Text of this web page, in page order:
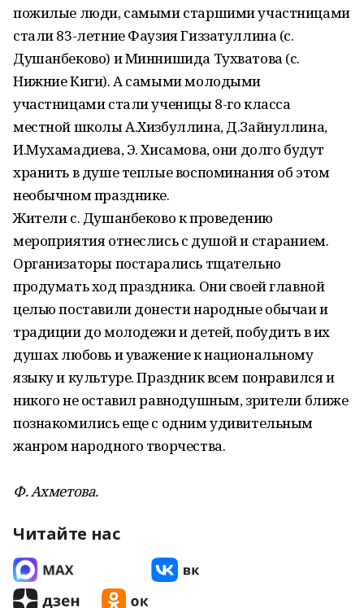
пожилые люди, самыми старшими участницами
стали 83-летние Фаузия Гиззатуллина (с.
Душанбеково) и Миннишида Тухватова (с.
Нижние Киги). А самыми молодыми
участницами стали ученицы 8-го класса
местной школы А.Хизбуллина, Д.Зайнуллина,
И.Мухамадиева, Э. Хисамова, они долго будут
хранить в душе теплые воспоминания об этом
необычном празднике.
Жители с. Душанбеково к проведению
мероприятия отнеслись с душой и старанием.
Организаторы постарались тщательно
продумать ход праздника. Они своей главной
целью поставили донести народные обычаи и
традиции до молодежи и детей, побудить в их
душах любовь и уважение к национальному
языку и культуре. Праздник всем понравился и
никого не оставил равнодушным, зрители ближе
познакомились еще с одним удивительным
жанром народного творчества.
Ф. Ахметова.
Читайте нас